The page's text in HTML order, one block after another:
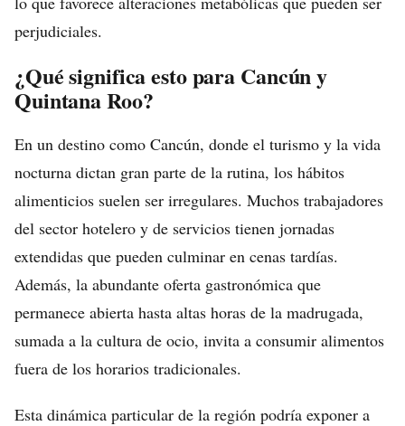
perjudiciales.
¿Qué significa esto para Cancún y
Quintana Roo?
En un destino como Cancún, donde el turismo y la vida
nocturna dictan gran parte de la rutina, los hábitos
alimenticios suelen ser irregulares. Muchos trabajadores
del sector hotelero y de servicios tienen jornadas
extendidas que pueden culminar en cenas tardías.
Además, la abundante oferta gastronómica que
permanece abierta hasta altas horas de la madrugada,
sumada a la cultura de ocio, invita a consumir alimentos
fuera de los horarios tradicionales.
Esta dinámica particular de la región podría exponer a